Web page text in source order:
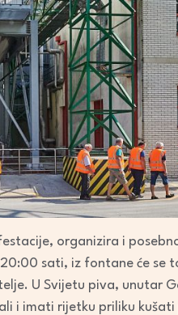
organizira i
sati, iz fontane će se
U Svijetu piva, unutar
i imati rijetku priliku